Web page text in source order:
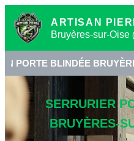
ARTISAN
Bruyères-sur-Oise
BRUYÈRES-SUR-
SERRURIER
BRUYÈRES-